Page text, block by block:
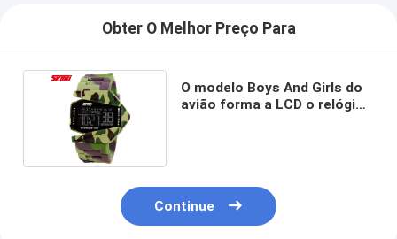
Obter O Melhor Preço Para
O modelo Boys And Girls do
avião forma a LCD o relógio
Continue